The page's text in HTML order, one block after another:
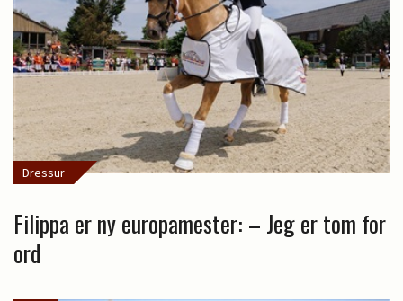
Dressur
Filippa er ny europamester: – Jeg er tom for
ord